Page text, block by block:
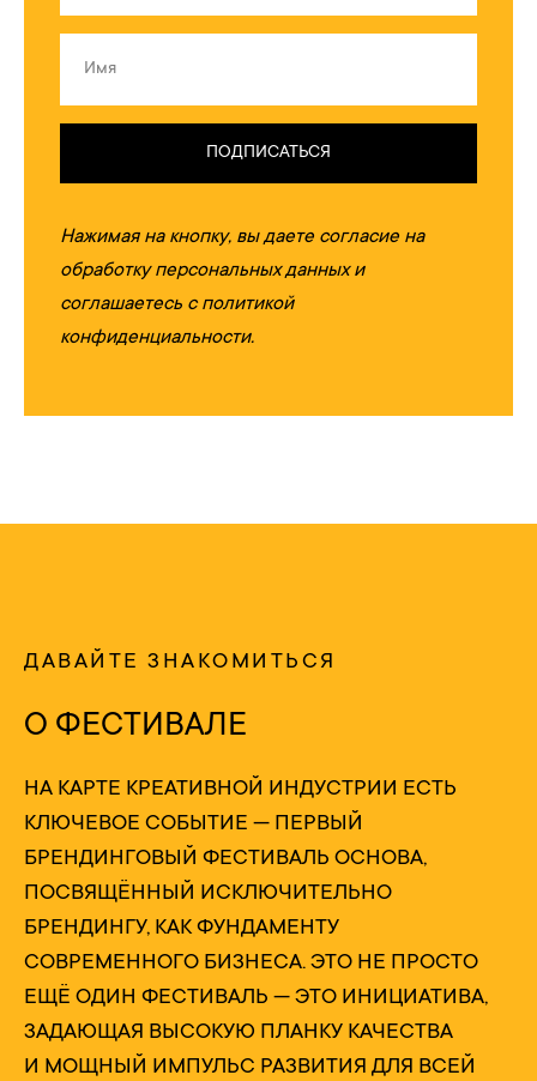
ПОДПИСАТЬСЯ
Нажимая на кнопку, вы даете согласие на
обработку персональных данных и
соглашаетесь c политикой
конфиденциальности.
ДАВАЙТЕ ЗНАКОМИТЬСЯ
О ФЕСТИВАЛЕ
НА КАРТЕ КРЕАТИВНОЙ ИНДУСТРИИ ЕСТЬ
КЛЮЧЕВОЕ СОБЫТИЕ — ПЕРВЫЙ
БРЕНДИНГОВЫЙ ФЕСТИВАЛЬ ОСНОВА,
ПОСВЯЩЁННЫЙ ИСКЛЮЧИТЕЛЬНО
БРЕНДИНГУ, КАК ФУНДАМЕНТУ
СОВРЕМЕННОГО БИЗНЕСА. ЭТО НЕ ПРОСТО
ЕЩЁ ОДИН ФЕСТИВАЛЬ — ЭТО ИНИЦИАТИВА,
ЗАДАЮЩАЯ ВЫСОКУЮ ПЛАНКУ КАЧЕСТВА
И МОЩНЫЙ ИМПУЛЬС РАЗВИТИЯ ДЛЯ ВСЕЙ